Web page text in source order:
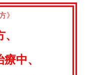
》
中、